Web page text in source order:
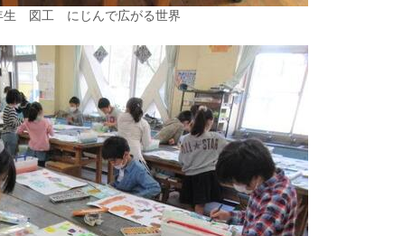
生 図工 にじんで広がる世界